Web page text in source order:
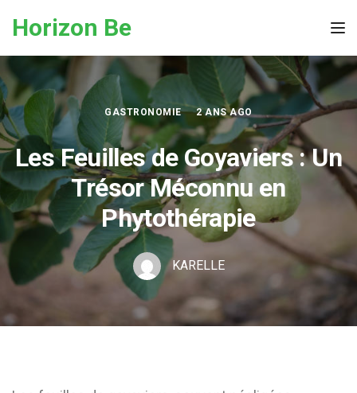
Horizon Be
GASTRONOMIE 2 ANS AGO
Les Feuilles de Goyaviers : Un
Trésor Méconnu en
Phytothérapie
KARELLE